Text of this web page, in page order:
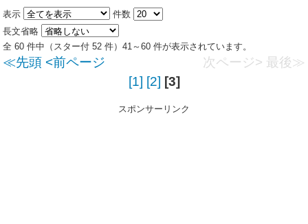
表示
件数
長文省略
全 60 件中（スター付 52 件）41～60 件が表示されています。
≪先頭 <前ページ 次ページ> 最後≫
[1] [2] [3]
スポンサーリンク